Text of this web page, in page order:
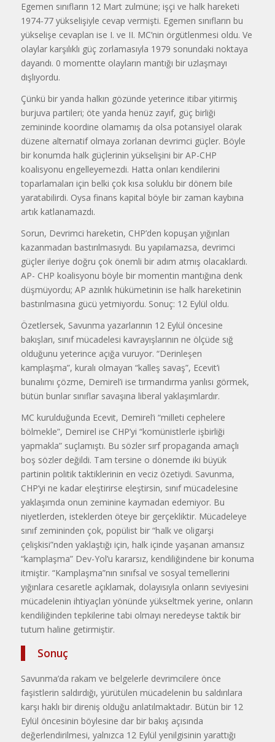
Egemen sınıfların 12 Mart zulmüne; işçi ve halk hareketi
1974-77 yükselişiyle cevap vermişti. Egemen sınıfların bu
yükselişe cevaplan ise I. ve II. MC’nin örgütlenmesi oldu. Ve
olaylar karşılıklı güç zorlamasıyla 1979 sonundaki noktaya
dayandı. 0 momentte olayların mantığı bir uzlaşmayı
dışlıyordu.
Çünkü bir yanda halkın gözünde yeterince itibar yitirmiş
burjuva partileri; öte yanda henüz zayıf, güç birliği
zemininde koordine olamamış da olsa potansiyel olarak
düzene alternatif olmaya zorlanan devrimci güçler. Böyle
bir konumda halk güçlerinin yükselişini bir AP-CHP
koalisyonu engelleyemezdi. Hatta onları kendilerini
toparlamaları için belki çok kısa soluklu bir dönem bile
yaratabilirdi. Oysa finans kapital böyle bir zaman kaybına
artık katlanamazdı.
Sorun, Devrimci hareketin, CHP’den kopuşan yığınları
kazanmadan bastırılmasıydı. Bu yapılamazsa, devrimci
güçler ileriye doğru çok önemli bir adım atmış olacaklardı.
AP- CHP koalisyonu böyle bir momentin mantığına denk
düşmüyordu; AP azınlık hükümetinin ise halk hareketinin
bastırılmasına gücü yetmiyordu. Sonuç: 12 Eylül oldu.
Özetlersek, Savunma yazarlarının 12 Eylül öncesine
bakışları, sınıf mücadelesi kavrayışlarının ne ölçüde sığ
olduğunu yeterince açığa vuruyor. “Derinleşen
kamplaşma”, kuralı olmayan “kalleş savaş”, Ecevit’i
bunalımı çözme, Demirel’i ise tırmandırma yanlısı görmek,
bütün bunlar sınıflar savaşına liberal yaklaşımlardır.
MC kurulduğunda Ecevit, Demirel’i “milleti cephelere
bölmekle”, Demirel ise CHP’yi “komünistlerle işbirliği
yapmakla” suçlamıştı. Bu sözler sırf propaganda amaçlı
boş sözler değildi. Tam tersine o dönemde iki büyük
partinin politik taktiklerinin en veciz özetiydi. Savunma,
CHP’yi ne kadar eleştirirse eleştirsin, sınıf mücadelesine
yaklaşımda onun zeminine kaymadan edemiyor. Bu
niyetlerden, isteklerden öteye bir gerçekliktir. Mücadeleye
sınıf zemininden çok, popülist bir “halk ve oligarşi
çelişkisi”nden yaklaştığı için, halk içinde yaşanan amansız
“kamplaşma” Dev-Yol’u kararsız, kendiliğindene bir konuma
itmiştir. “Kamplaşma”nın sınıfsal ve sosyal temellerini
yığınlara cesaretle açıklamak, dolayısıyla onların seviyesini
mücadelenin ihtiyaçları yönünde yükseltmek yerine, onların
kendiliğinden tepkilerine tabi olmayı neredeyse taktik bir
tutum haline getirmiştir.
Sonuç
Savunma’da rakam ve belgelerle devrimcilere önce
faşistlerin saldırdığı, yürütülen mücadelenin bu saldırılara
karşı haklı bir direniş olduğu anlatılmaktadır. Bütün bir 12
Eylül öncesinin böylesine dar bir bakış açısında
değerlendirilmesi, yalnızca 12 Eylül yenilgisinin yarattığı